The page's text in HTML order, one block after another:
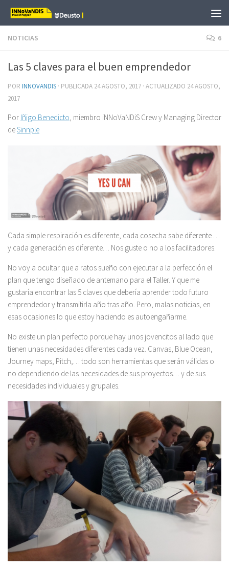
Saltar al contenido
NOTICIAS 6
Las 5 claves para el buen emprendedor
POR INNOVANDIS · PUBLICADA 24 AGOSTO, 2017 · ACTUALIZADO 24 AGOSTO,
2017
Por Iñigo Benedicto, miembro iNNoVaNDiS Crew y Managing Director
deSinnple
Cada simple respiración es diferente, cada cosecha sabe diferente …
y cada generación es diferente… Nos guste o no a los facilitadores.
No voy a ocultar que a ratos sueño con ejecutar a la perfección el
plan que tengo diseñado de antemano para el Taller. Y que me
gustaría encontrar las 5 claves que debería aprender todo futuro
emprendedor y transmitirla año tras año. Pero, malas noticias, en
esas ocasiones lo que estoy haciendo es autoengañarme.
No existe un plan perfecto porque hay unos jovencitos al lado que
tienen unas necesidades diferentes cada vez. Canvas, Blue Ocean,
Journey maps, Pitch,… todo son herramientas que serán válidas o
no dependiendo de las necesidades de sus proyectos… y de sus
necesidades individuales y grupales.